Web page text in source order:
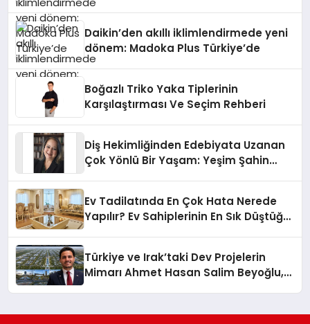
Daikin’den akıllı iklimlendirmede yeni
dönem: Madoka Plus Türkiye’de
Boğazlı Triko Yaka Tiplerinin
Karşılaştırması Ve Seçim Rehberi
Diş Hekimliğinden Edebiyata Uzanan
Çok Yönlü Bir Yaşam: Yeşim Şahin
Ev Tadilatında En Çok Hata Nerede
Yapılır? Ev Sahiplerinin En Sık Düştüğü
Türkiye ve Irak’taki Dev Projelerin
Mimarı Ahmet Hasan Salim Beyoğlu,
Hayata Geçirecek